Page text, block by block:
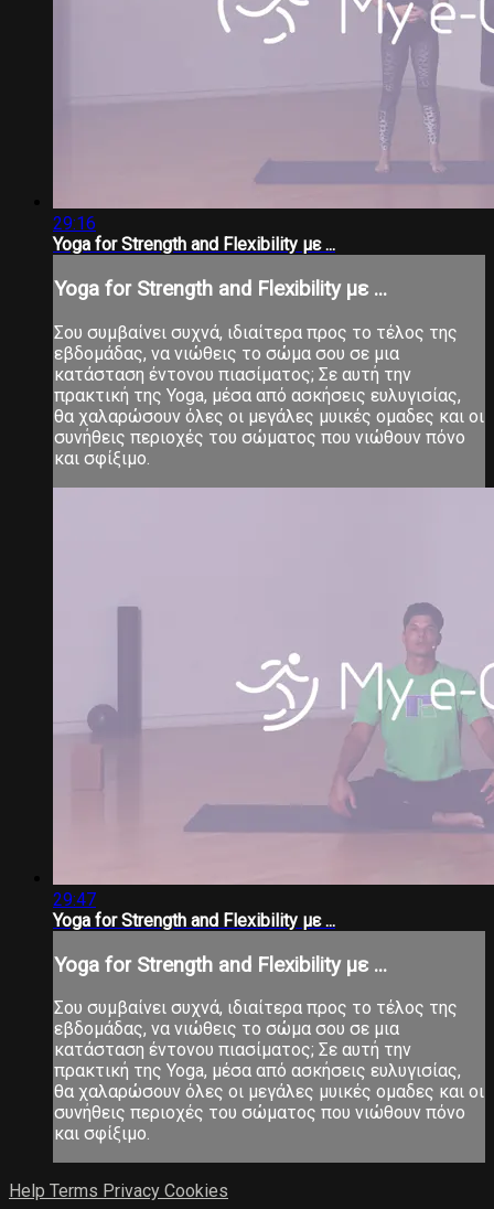
29:16
Yoga for Strength and Flexibility με ...
Yoga for Strength and Flexibility με ...
Σου συμβαίνει συχνά, ιδιαίτερα προς το τέλος της
εβδομάδας, να νιώθεις το σώμα σου σε μια
κατάσταση έντονου πιασίματος; Σε αυτή την
πρακτική της Yoga, μέσα από ασκήσεις ευλυγισίας,
θα χαλαρώσουν όλες οι μεγάλες μυικές ομαδες και οι
συνήθεις περιοχές του σώματος που νιώθουν πόνο
και σφίξιμο.
29:47
Yoga for Strength and Flexibility με ...
Yoga for Strength and Flexibility με ...
Σου συμβαίνει συχνά, ιδιαίτερα προς το τέλος της
εβδομάδας, να νιώθεις το σώμα σου σε μια
κατάσταση έντονου πιασίματος; Σε αυτή την
πρακτική της Yoga, μέσα από ασκήσεις ευλυγισίας,
θα χαλαρώσουν όλες οι μεγάλες μυικές ομαδες και οι
συνήθεις περιοχές του σώματος που νιώθουν πόνο
και σφίξιμο.
Help Terms Privacy Cookies